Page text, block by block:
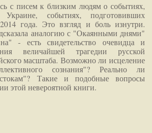
с писем к близким людям о событиях,
событиях, подготовивших
года. Это взгляд и боль изнутри.
аналогию с "Окаянными днями"
- есть свидетельство очевидца и
величайшей трагедии русской
масштаба. Возможно ли исцеление
сознания"? Реально ли
Такие и подобные вопросы
этой невероятной книги.